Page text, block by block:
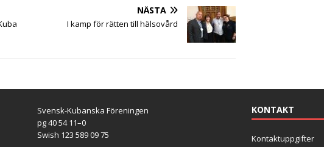
NÄSTA
I kamp för rätten till hälsovård
Svensk-Kubanska Föreningen
pg 40 54 11–0
Swish 123 589 09 75
KONTAKT
Kontaktuppgifter